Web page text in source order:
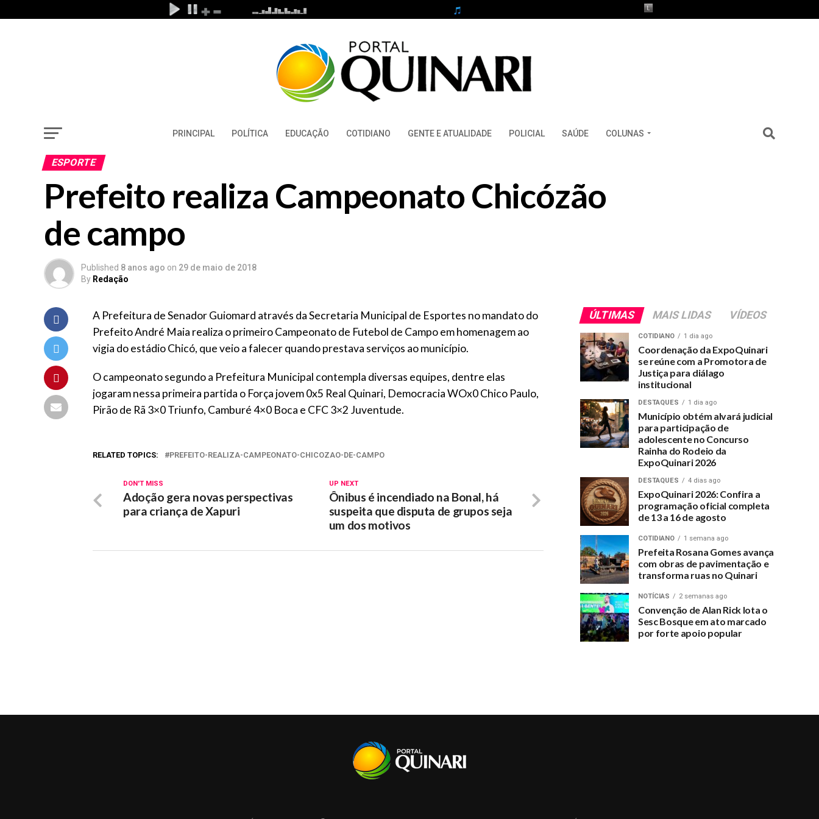
PRINCIPAL POLÍTICA EDUCAÇÃO COTIDIANO GENTE E ATUALIDADE POLICIAL SAÚDE COLUNAS
ESPORTE
Prefeito realiza Campeonato Chicózão
de campo
Published 8 anos ago on 29 de maio de 2018
By Redação
A Prefeitura de Senador Guiomard através da Secretaria Municipal de Esportes no mandato do
Prefeito André Maia realiza o primeiro Campeonato de Futebol de Campo em homenagem ao
vigia do estádio Chicó, que veio a falecer quando prestava serviços ao município.
O campeonato segundo a Prefeitura Municipal contempla diversas equipes, dentre elas
jogaram nessa primeira partida o Força jovem 0x5 Real Quinari, Democracia WOx0 Chico Paulo,
Pirão de Rã 3×0 Triunfo, Camburé 4×0 Boca e CFC 3×2 Juventude.
RELATED TOPICS: PREFEITO-REALIZA-CAMPEONATO-CHICOZAO-DE-CAMPO
UP NEXT
Ônibus é incendiado na Bonal, há
suspeita que disputa de grupos seja
um dos motivos
DON'T MISS
Adoção gera novas perspectivas
para criança de Xapuri
ÚLTIMAS MAIS LIDAS VÍDEOS
COTIDIANO 1 dia ago
Coordenação da ExpoQuinari
se reúne com a Promotora de
Justiça para diálago
institucional
DESTAQUES 1 dia ago
Município obtém alvará judicial
para participação de
adolescente no Concurso
Rainha do Rodeio da
ExpoQuinari 2026
DESTAQUES 4 dias ago
ExpoQuinari 2026: Confira a
programação oficial completa
de 13 a 16 de agosto
COTIDIANO 1 semana ago
Prefeita Rosana Gomes avança
com obras de pavimentação e
transforma ruas no Quinari
NOTÍCIAS 2 semanas ago
Convenção de Alan Rick lota o
Sesc Bosque em ato marcado
por forte apoio popular